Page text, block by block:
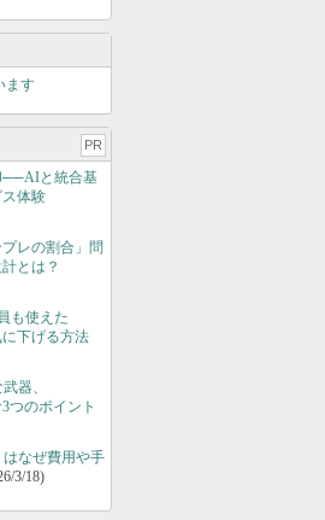
ます
PR
──AIと統合基
体験
レの割合」問
とは？
も使えた
下げる方法
器、
つのポイント
なぜ費用や手
3/18)